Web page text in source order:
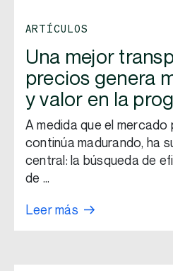
ARTÍCULOS
Una mejor
precios genera
y valor en la
A medida que el
continúa madurando, ha
central: la búsqueda de
de …
Leer más